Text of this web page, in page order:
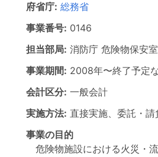
府省庁: 総務省
事業番号: 0146
担当部局: 消防庁 危険物保安室
事業期間: 2008年〜終了予定
会計区分: 一般会計
実施方法: 直接実施、委託・請
事業の目的
危険物施設における火災・